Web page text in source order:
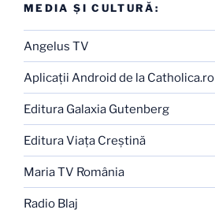
MEDIA ŞI CULTURĂ:
Angelus TV
Aplicaţii Android de la Catholica.ro
Editura Galaxia Gutenberg
Editura Viaţa Creştină
Maria TV România
Radio Blaj